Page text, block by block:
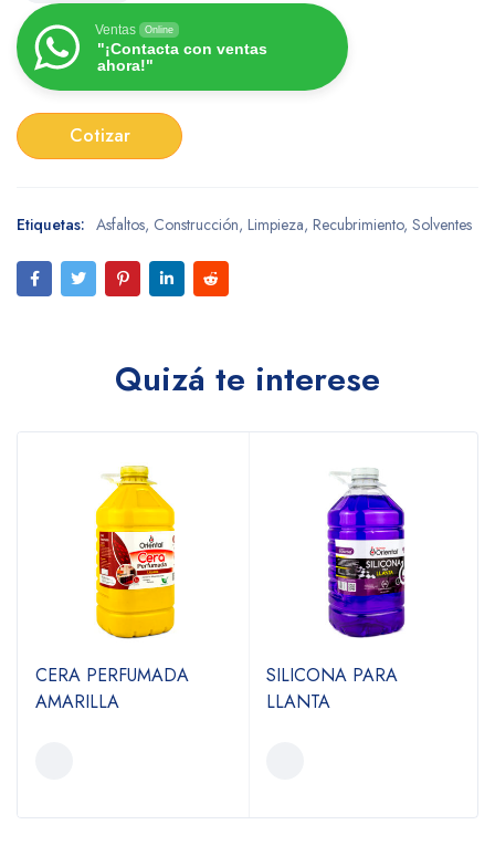
Ventas Online
"¡Contacta con ventas
ahora!"
Cotizar
Etiquetas: Asfaltos, Construcción, Limpieza, Recubrimiento, Solventes
Quizá te interese
CERA PERFUMADA
AMARILLA
SILICONA PARA
LLANTA